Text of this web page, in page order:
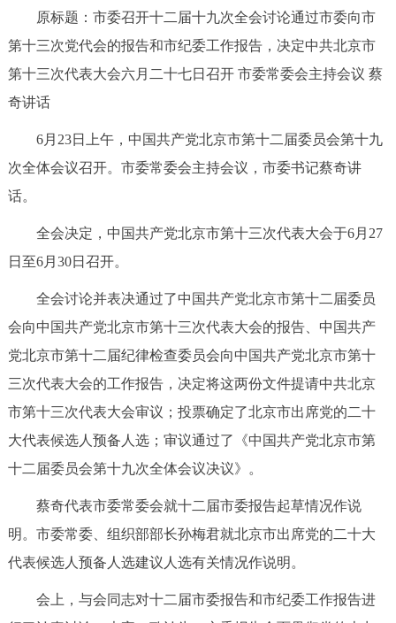
政策兑现 政策解读 回应关切
政务服务
便民服务 利企服务 投资项目
中介服务 阳光政务
政民互动
12345网上接诉即办 我要咨询 我要建议
参与调查 在线访谈 图说互动
走进北京
多语种
原标题：市委召开十二届十九次全会讨论通过市委向市
第十三次党代会的报告和市纪委工作报告，决定中共北京市
第十三次代表大会六月二十七日召开 市委常委会主持会议 蔡
奇讲话
6月23日上午，中国共产党北京市第十二届委员会第十九
次全体会议召开。市委常委会主持会议，市委书记蔡奇讲
话。
全会决定，中国共产党北京市第十三次代表大会于6月27
日至6月30日召开。
全会讨论并表决通过了中国共产党北京市第十二届委员
会向中国共产党北京市第十三次代表大会的报告、中国共产
党北京市第十二届纪律检查委员会向中国共产党北京市第十
三次代表大会的工作报告，决定将这两份文件提请中共北京
市第十三次代表大会审议；投票确定了北京市出席党的二十
大代表候选人预备人选；审议通过了《中国共产党北京市第
十二届委员会第十九次全体会议决议》。
蔡奇代表市委常委会就十二届市委报告起草情况作说
明。市委常委、组织部部长孙梅君就北京市出席党的二十大
代表候选人预备人选建议人选有关情况作说明。
会上，与会同志对十二届市委报告和市纪委工作报告进